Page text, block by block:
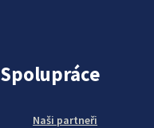
Spolupráce
Naši partneři